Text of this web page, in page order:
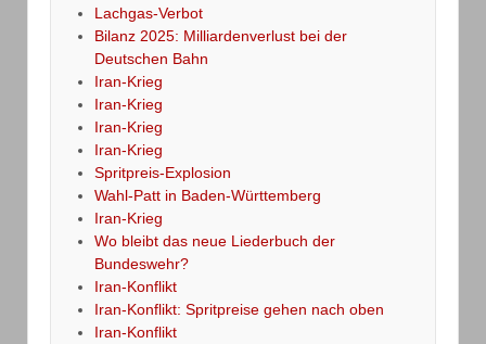
Lachgas-Verbot
Bilanz 2025: Milliardenverlust bei der
Deutschen Bahn
Iran-Krieg
Iran-Krieg
Iran-Krieg
Iran-Krieg
Spritpreis-Explosion
Wahl-Patt in Baden-Württemberg
Iran-Krieg
Wo bleibt das neue Liederbuch der
Bundeswehr?
Iran-Konflikt
Iran-Konflikt: Spritpreise gehen nach oben
Iran-Konflikt